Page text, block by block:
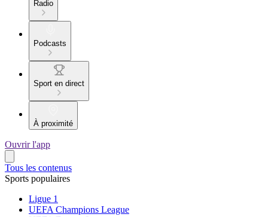
Radio
Podcasts
Sport en direct
À proximité
Ouvrir l'app
Tous les contenus
Sports populaires
Ligue 1
UEFA Champions League